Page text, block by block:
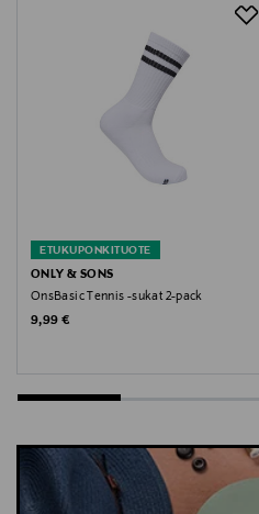
sukat, Tommy Hilfiger,
ETUKUPONKITUOTE
ONLY & SONS
OnsBasic Tennis -sukat 2-pack
Original Price
9,99 €